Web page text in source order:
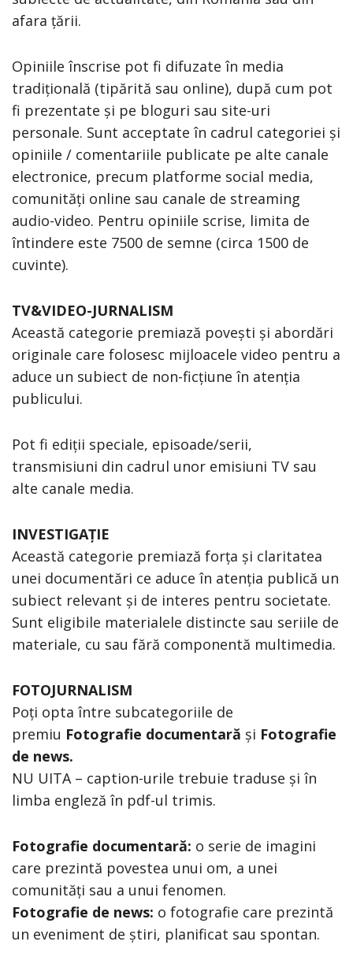
afara țării.
Opiniile înscrise pot fi difuzate în media
tradițională (tipărită sau online), după cum pot
fi prezentate și pe bloguri sau site-uri
personale. Sunt acceptate în cadrul categoriei și
opiniile / comentariile publicate pe alte canale
electronice, precum platforme social media,
comunități online sau canale de streaming
audio-video. Pentru opiniile scrise, limita de
întindere este 7500 de semne (circa 1500 de
cuvinte).
TV&VIDEO-JURNALISM
Această categorie premiază povești și abordări
originale care folosesc mijloacele video pentru a
aduce un subiect de non-ficțiune în atenția
publicului.
Pot fi ediții speciale, episoade/serii,
transmisiuni din cadrul unor emisiuni TV sau
alte canale media.
INVESTIGAȚIE
Această categorie premiază forța și claritatea
unei documentări ce aduce în atenția publică un
subiect relevant și de interes pentru societate.
Sunt eligibile materialele distincte sau seriile de
materiale, cu sau fără componentă multimedia.
FOTOJURNALISM
Poți opta între subcategoriile de
premiu Fotografie documentară și Fotografie
de news.
NU UITA – caption-urile trebuie traduse și în
limba engleză în pdf-ul trimis.
Fotografie documentară: o serie de imagini
care prezintă povestea unui om, a unei
comunități sau a unui fenomen.
Fotografie de news: o fotografie care prezintă
un eveniment de știri, planificat sau spontan.